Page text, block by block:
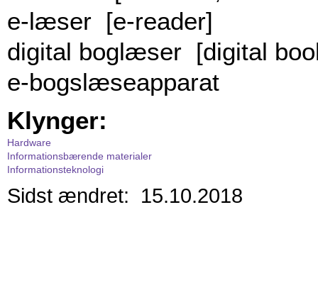
e-læser [e-reader]
digital boglæser [digital
e-bogslæseapparat
Klynger:
Hardware
Informationsbærende materialer
Informationsteknologi
Sidst ændret: 15.10.2018